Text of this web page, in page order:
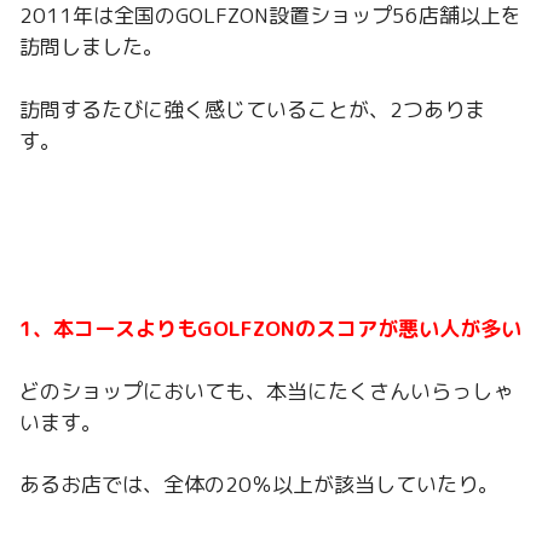
2011年は全国のGOLFZON設置ショップ56店舗以上を
訪問しました。
訪問するたびに強く感じていることが、2つありま
す。
1、本コースよりもGOLFZONのスコアが悪い人が多い
どのショップにおいても、本当にたくさんいらっしゃ
います。
あるお店では、全体の20％以上が該当していたり。